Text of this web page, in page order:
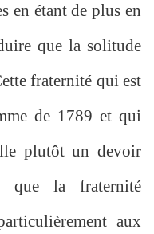
en étant de plus en
que la solitude
fraternité qui est
de 1789 et qui
plutôt un devoir
que la fraternité
aux